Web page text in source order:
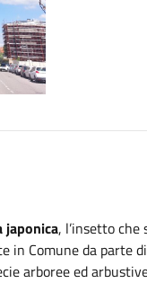
japonica, l’insetto
in Comune da parte
arboree ed